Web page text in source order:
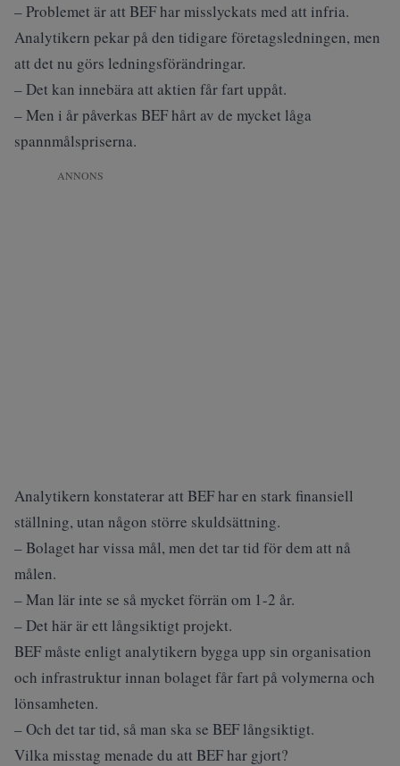
– Problemet är att BEF har misslyckats med att infria.
Analytikern pekar på den tidigare företagsledningen, men
att det nu görs ledningsförändringar.
– Det kan innebära att aktien får fart uppåt.
– Men i år påverkas BEF hårt av de mycket låga
spannmålspriserna.
ANNONS
Analytikern konstaterar att BEF har en stark finansiell
ställning, utan någon större skuldsättning.
– Bolaget har vissa mål, men det tar tid för dem att nå
målen.
– Man lär inte se så mycket förrän om 1-2 år.
– Det här är ett långsiktigt projekt.
BEF måste enligt analytikern bygga upp sin organisation
och infrastruktur innan bolaget får fart på volymerna och
lönsamheten.
– Och det tar tid, så man ska se BEF långsiktigt.
Vilka misstag menade du att BEF har gjort?